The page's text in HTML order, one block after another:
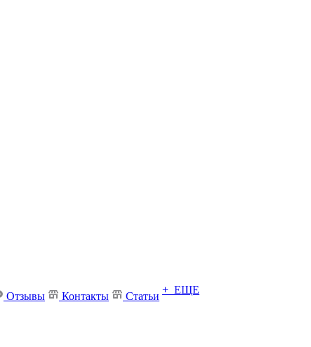
Отзывы Контакты Статьи
+ ЕЩЕ